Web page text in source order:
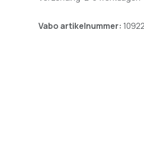
Vabo artikelnummer: